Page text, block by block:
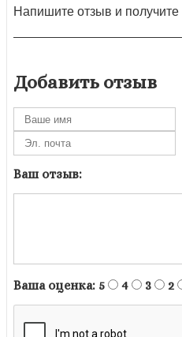
Напишите отзыв и получите
Добавить отзыв
Ваш отзыв:
Ваша оценка: 5 4 3 2